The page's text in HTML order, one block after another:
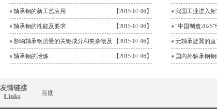
方孔、六角……
【2015-07-06】
轴承钢的新工艺应用
【2015-07-06】
轴承钢的性能及要求
【2015-07-06】
影响轴承钢质量的关键成分和夹杂物及
其控制 【2015-07-06】
轴承钢的冶炼
我国工业进入
长点
“中国制造
计划
无轴承旋翼的
得成功
国内外轴承钢
友情链接
  Links
百度